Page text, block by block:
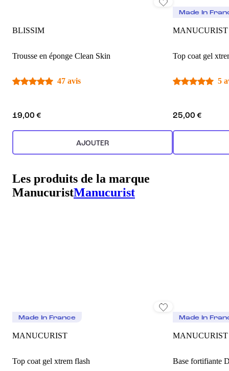
BLISSIM
Trousse en éponge Clean Skin
47 avis
19,00 €
AJOUTER
Made In
MANUCURIST
Top coat gel
5
25,00 €
Les produits de la marque
ManucuristManucurist
Made In France
MANUCURIST
Top coat gel xtrem flash
Made In
MANUCURIST
Base fortifiante